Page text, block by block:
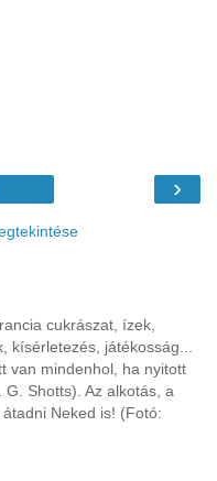
›
cukrászat, ízek,
kísérletezés, játékosság...
van mindenhol, ha nyitott
Shotts). Az alkotás, a
Neked is! (Fotó: